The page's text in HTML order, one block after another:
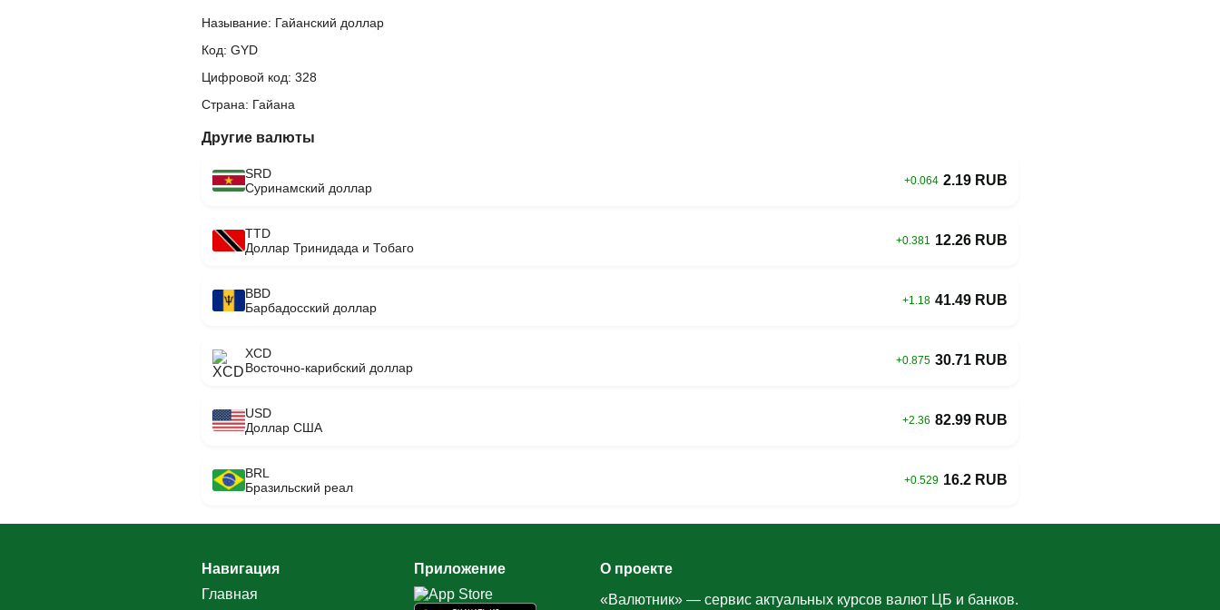
Называние: Гайанский доллар
Код: GYD
Цифровой код: 328
Страна: Гайана
Другие валюты
SRD
Суринамский доллар
+0.064 2.19 RUB
TTD
Доллар Тринидада и Тобаго
+0.381 12.26 RUB
BBD
Барбадосский доллар
+1.18 41.49 RUB
XCD
Восточно-карибский доллар
+0.875 30.71 RUB
USD
Доллар США
+2.36 82.99 RUB
BRL
Бразильский реал
+0.529 16.2 RUB
Навигация
Главная
Приложение
О проекте
«Валютник» — сервис актуальных курсов валют ЦБ и банков.